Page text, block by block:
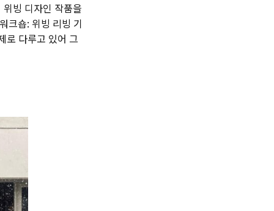
빙 디자인 작품을
크숍: 위빙 리빙 기
로 다루고 있어 그